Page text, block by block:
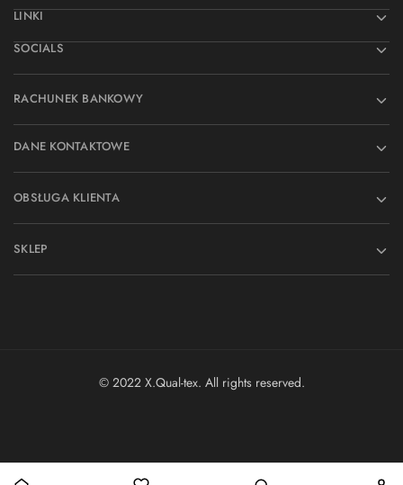
LINKI
SOCIALS
RACHUNEK BANKOWY
DANE KONTAKTOWE
OBSŁUGA KLIENTA
SKLEP
© 2022 X.Qual-tex. All rights reserved.